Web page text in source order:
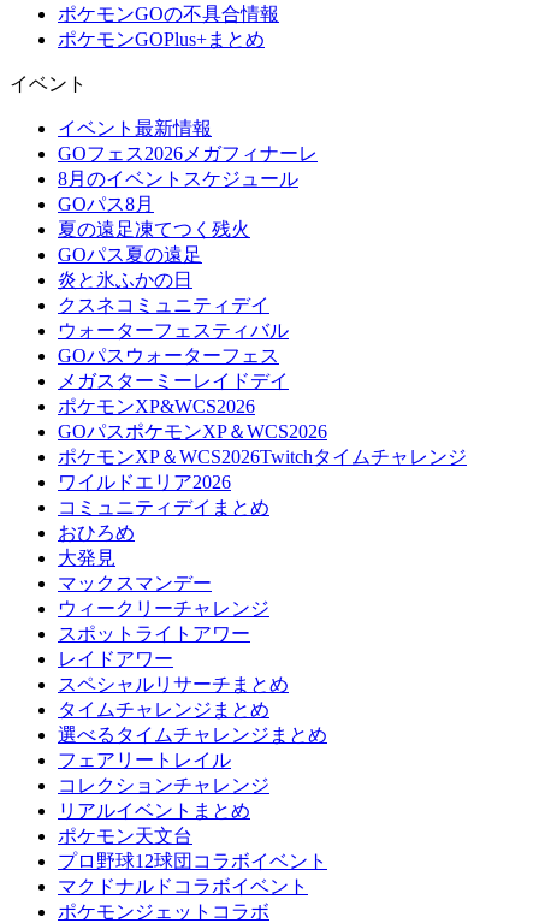
ポケモンGOの不具合情報
ポケモンGOPlus+まとめ
イベント
イベント最新情報
GOフェス2026メガフィナーレ
8月のイベントスケジュール
GOパス8月
夏の遠足凍てつく残火
GOパス夏の遠足
炎と氷ふかの日
クスネコミュニティデイ
ウォーターフェスティバル
GOパスウォーターフェス
メガスターミーレイドデイ
ポケモンXP&WCS2026
GOパスポケモンXP＆WCS2026
ポケモンXP＆WCS2026Twitchタイムチャレンジ
ワイルドエリア2026
コミュニティデイまとめ
おひろめ
大発見
マックスマンデー
ウィークリーチャレンジ
スポットライトアワー
レイドアワー
スペシャルリサーチまとめ
タイムチャレンジまとめ
選べるタイムチャレンジまとめ
フェアリートレイル
コレクションチャレンジ
リアルイベントまとめ
ポケモン天文台
プロ野球12球団コラボイベント
マクドナルドコラボイベント
ポケモンジェットコラボ